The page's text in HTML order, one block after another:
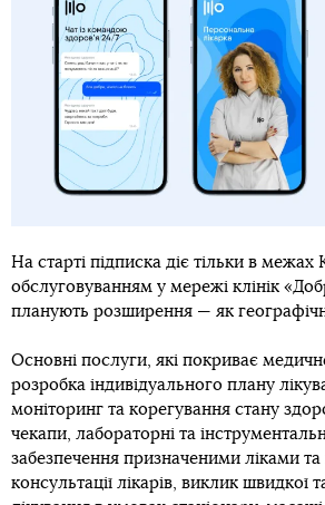
На старті підписка діє тільки в межах
обслуговуванням у мережі клінік
планують розширення — як
Основні послуги, які покриває
розробка індивідуального плану
моніторинг та корегування стану
чекапи, лабораторні та
забезпечення призначеними ліками та
консультації лікарів, виклик швидкої